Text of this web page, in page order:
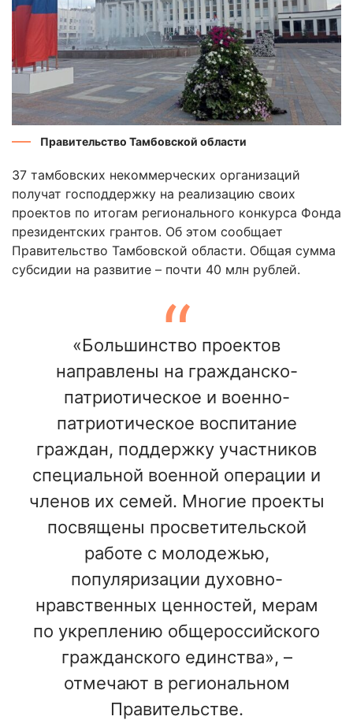
Правительство Тамбовской области
37 тамбовских некоммерческих организаций
получат господдержку на реализацию своих
проектов по итогам регионального конкурса Фонда
президентских грантов. Об этом сообщает
Правительство Тамбовской области. Общая сумма
субсидии на развитие – почти 40 млн рублей.
«Большинство проектов
направлены на гражданско-
патриотическое и военно-
патриотическое воспитание
граждан, поддержку участников
специальной военной операции и
членов их семей. Многие проекты
посвящены просветительской
работе с молодежью,
популяризации духовно-
нравственных ценностей, мерам
по укреплению общероссийского
гражданского единства», –
отмечают в региональном
Правительстве.